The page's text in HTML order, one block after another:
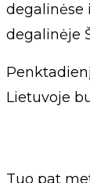
degalinėse
degalinėje
Lietuvoje
Tuo pat